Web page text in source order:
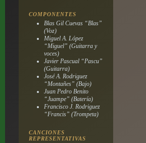
COMPONENTES
Blas Gil Cuevas “Blas”
(Voz)
Miguel A. López
“Miguel” (Guitarra y
voces)
Javier Pascual “Pascu”
(Guitarra)
José A. Rodriguez
“Montañes” (Bajo)
Juan Pedro Benito
“Juampe” (Batería)
Francisco J. Rodriguez
“Francis” (Trompeta)
CANCIONES
REPRESENTATIVAS